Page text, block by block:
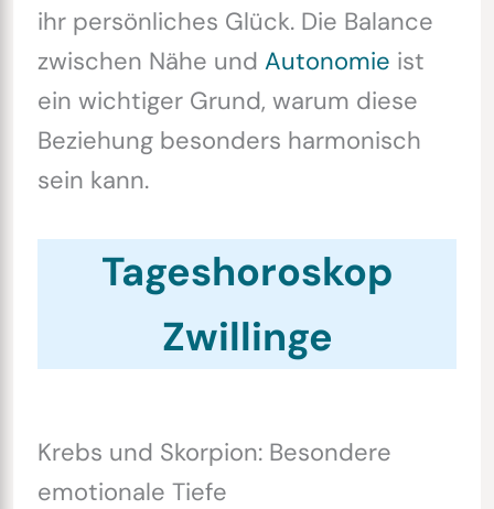
ihr persönliches Glück. Die Balance
zwischen Nähe und Autonomie ist
ein wichtiger Grund, warum diese
Beziehung besonders harmonisch
sein kann.
Tageshoroskop
Zwillinge
Krebs und Skorpion: Besondere
emotionale Tiefe